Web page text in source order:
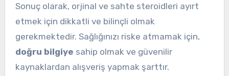
Sonuç olarak, orjinal ve sahte steroidleri ayırt
etmek için dikkatli ve bilinçli olmak
gerekmektedir. Sağlığınızı riske atmamak için,
doğru bilgiye sahip olmak ve güvenilir
kaynaklardan alışveriş yapmak şarttır.